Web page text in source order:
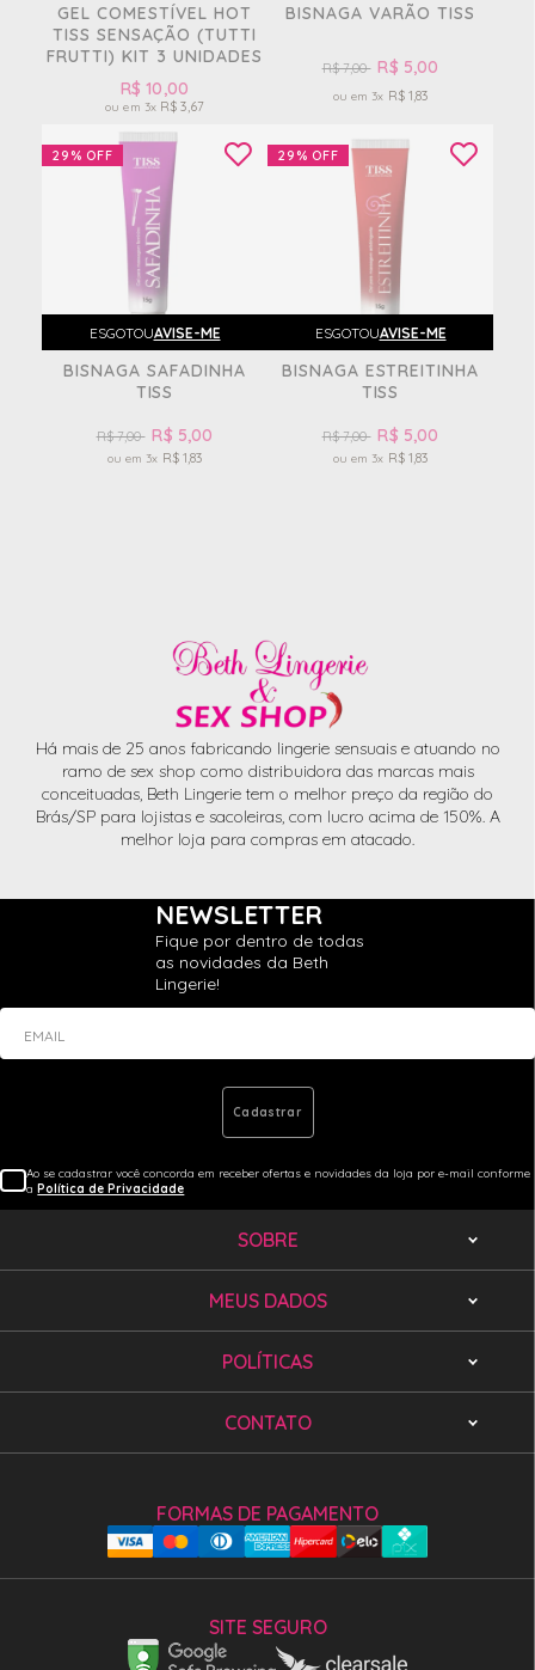
GEL COMESTÍVEL HOT
TISS SENSAÇÃO (TUTTI
FRUTTI) KIT 3 UNIDADES
R$ 10,00
3x R$ 3,67
BISNAGA VARÃO TISS
R$ 7,00 R$ 5,00
3x R$ 1,83
29% OFF
ESGOTOUAVISE-ME
BISNAGA SAFADINHA
TISS
R$ 7,00 R$ 5,00
3x R$ 1,83
29% OFF
ESGOTOUAVISE-ME
BISNAGA ESTREITINHA
TISS
R$ 7,00 R$ 5,00
3x R$ 1,83
Há mais de 25 anos fabricando lingerie sensuais e atuando no
ramo de sex shop como distribuidora das marcas mais
conceituadas, Beth Lingerie tem o melhor preço da região do
Brás/SP para lojistas e sacoleiras, com lucro acima de 150%. A
melhor loja para compras em atacado.
NEWSLETTER
Fique por dentro de todas
as novidades da Beth
Lingerie!
EMAIL
Cadastrar
Ao se cadastrar você concorda em receber ofertas e novidades da loja por e-mail conforme
aPolítica de Privacidade
SOBRE
MEUS DADOS
POLÍTICAS
CONTATO
SITE SEGURO
FORMAS DE PAGAMENTO